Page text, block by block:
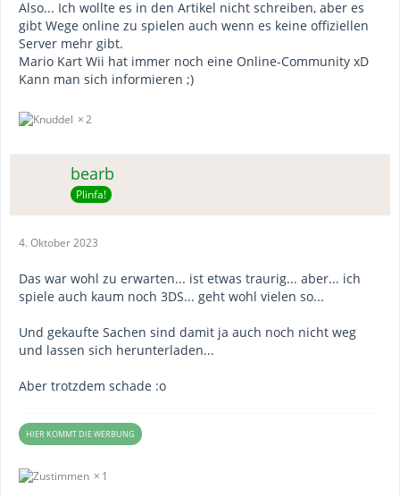
Also... Ich wollte es in den Artikel nicht schreiben, aber es
gibt Wege online zu spielen auch wenn es keine offiziellen
Server mehr gibt.
Mario Kart Wii hat immer noch eine Online-Community xD
Kann man sich informieren ;)
2
bearb
Plinfa!
4. Oktober 2023
Das war wohl zu erwarten... ist etwas traurig... aber... ich
spiele auch kaum noch 3DS... geht wohl vielen so...
Und gekaufte Sachen sind damit ja auch noch nicht weg
und lassen sich herunterladen...
Aber trotzdem schade :o
HIER KOMMT DIE WERBUNG
1